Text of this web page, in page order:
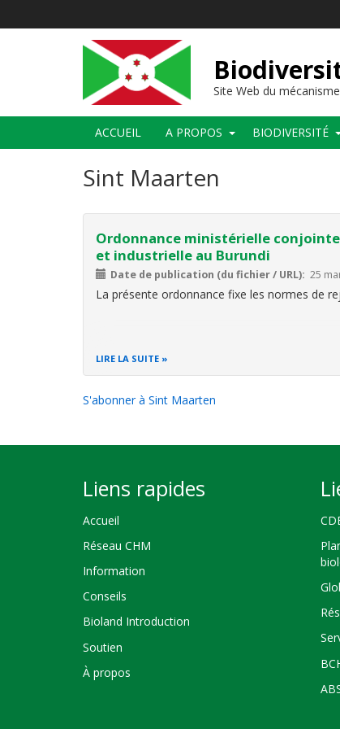
Site Web du
Main
navigation
ACCUEIL A PROPOS BIODIVERSITÉ
Sint Maarten
Ordonnance ministérielle
et industrielle au Burundi
Date de publication (du fichier / URL) 25
La présente ordonnance fixe les normes de
LIRE LA SUITE
S'abonner à Sint Maarten
Liens rapides
Accueil
Réseau CHM
Information
Conseils
Bioland Introduction
Soutien
À propos